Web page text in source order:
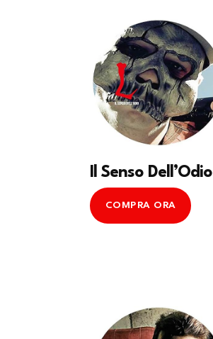
Il Senso Dell’Odio
COMPRA ORA